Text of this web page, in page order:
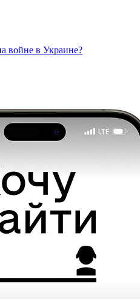
войне в Украине?